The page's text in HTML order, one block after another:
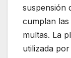
suspensión
cumplan las
multas. La
utilizada